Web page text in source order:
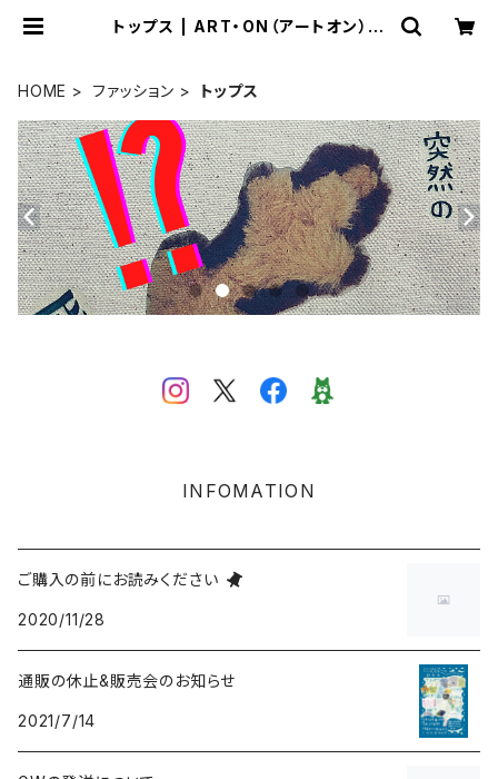
トップス | ART・ON（アートオン）の
HOME ファッション トップス
INFOMATION
ご購入の前にお読みください
2020/11/28
通販の休止&販売会のお知らせ
2021/7/14